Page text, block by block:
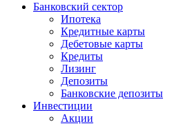
Банковский сектор
Ипотека
Кредитные карты
Дебетовые карты
Кредиты
Лизинг
Депозиты
Банковские депозиты
Инвестиции
Акции